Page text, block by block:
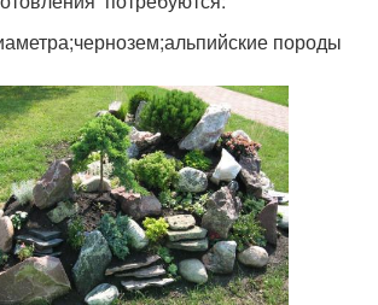
породы